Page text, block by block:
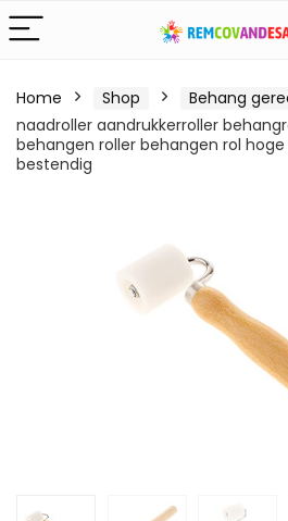
Home Shop Behang
naadroller aandrukkerroller
behangen roller behangen rol
bestendig